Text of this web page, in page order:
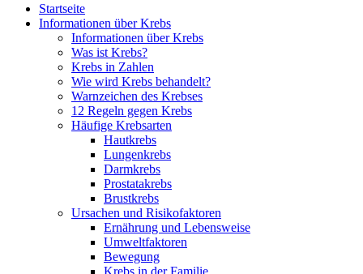
Startseite
Informationen über Krebs
Informationen über Krebs
Was ist Krebs?
Krebs in Zahlen
Wie wird Krebs behandelt?
Warnzeichen des Krebses
12 Regeln gegen Krebs
Häufige Krebsarten
Hautkrebs
Lungenkrebs
Darmkrebs
Prostatakrebs
Brustkrebs
Ursachen und Risikofaktoren
Ernährung und Lebensweise
Umweltfaktoren
Bewegung
Krebs in der Familie